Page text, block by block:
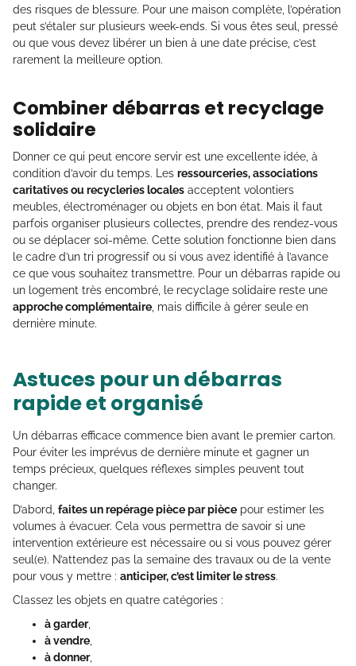
des risques de blessure. Pour une maison complète, l’opération
peut s’étaler sur plusieurs week-ends. Si vous êtes seul, pressé
ou que vous devez libérer un bien à une date précise, c’est
rarement la meilleure option.
Combiner débarras et recyclage
solidaire
Donner ce qui peut encore servir est une excellente idée, à
condition d’avoir du temps. Les ressourceries, associations
caritatives ou recycleries locales acceptent volontiers
meubles, électroménager ou objets en bon état. Mais il faut
parfois organiser plusieurs collectes, prendre des rendez-vous
ou se déplacer soi-même. Cette solution fonctionne bien dans
le cadre d’un tri progressif ou si vous avez identifié à l’avance
ce que vous souhaitez transmettre. Pour un débarras rapide ou
un logement très encombré, le recyclage solidaire reste une
approche complémentaire , mais difficile à gérer seule en
dernière minute.
Astuces pour un débarras
rapide et organisé
Un débarras efficace commence bien avant le premier carton.
Pour éviter les imprévus de dernière minute et gagner un
temps précieux, quelques réflexes simples peuvent tout
changer.
D’abord, faites un repérage pièce par pièce pour estimer les
volumes à évacuer. Cela vous permettra de savoir si une
intervention extérieure est nécessaire ou si vous pouvez gérer
seul(e). N’attendez pas la semaine des travaux ou de la vente
pour vous y mettre : anticiper, c’est limiter le stress.
Classez les objets en quatre catégories :
à garder,
à vendre
à donner,